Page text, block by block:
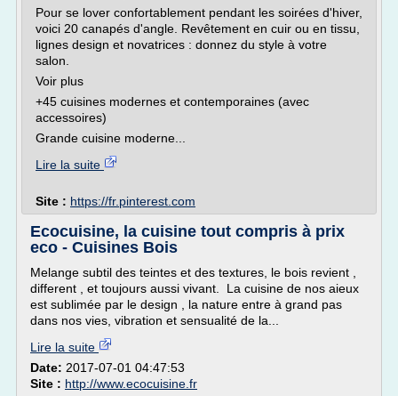
Pour se lover confortablement pendant les soirées d'hiver,
voici 20 canapés d'angle. Revêtement en cuir ou en tissu,
lignes design et novatrices : donnez du style à votre
salon.
Voir plus
+45 cuisines modernes et contemporaines (avec
accessoires)
Grande cuisine moderne...
Lire la suite
Site : https://fr.pinterest.com
Ecocuisine, la cuisine tout compris à prix
eco - Cuisines Bois
Melange subtil des teintes et des textures, le bois revient ,
different , et toujours aussi vivant. La cuisine de nos aieux
est sublimée par le design , la nature entre à grand pas
dans nos vies, vibration et sensualité de la...
Lire la suite
Date: 2017-07-01 04:47:53
Site : http://www.ecocuisine.fr